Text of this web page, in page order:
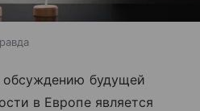
обсуждению будущей
в Европе является